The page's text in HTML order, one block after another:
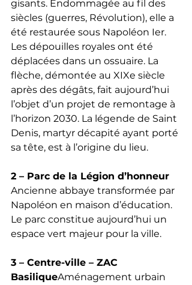
gisants. Endommagée au fil des
siècles (guerres, Révolution), elle a
été restaurée sous Napoléon Ier.
Les dépouilles royales ont été
déplacées dans un ossuaire. La
flèche, démontée au XIXe siècle
après des dégâts, fait aujourd’hui
l’objet d’un projet de remontage à
l’horizon 2030. La légende de Saint
Denis, martyr décapité ayant porté
sa tête, est à l’origine du lieu.
2 – Parc de la Légion d’honneur
Ancienne abbaye transformée par
Napoléon en maison d’éducation.
Le parc constitue aujourd’hui un
espace vert majeur pour la ville.
3 – Centre-ville – ZAC
BasiliqueAménagement urbain